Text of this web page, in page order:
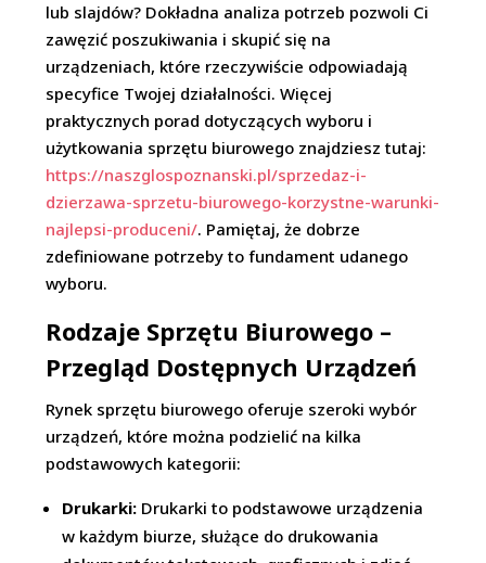
lub slajdów? Dokładna analiza potrzeb pozwoli Ci
zawęzić poszukiwania i skupić się na
urządzeniach, które rzeczywiście odpowiadają
specyfice Twojej działalności. Więcej
praktycznych porad dotyczących wyboru i
użytkowania sprzętu biurowego znajdziesz tutaj:
https://naszglospoznanski.pl/sprzedaz-i-
dzierzawa-sprzetu-biurowego-korzystne-warunki-
najlepsi-produceni/. Pamiętaj, że dobrze
zdefiniowane potrzeby to fundament udanego
wyboru.
Rodzaje Sprzętu Biurowego –
Przegląd Dostępnych Urządzeń
Rynek sprzętu biurowego oferuje szeroki wybór
urządzeń, które można podzielić na kilka
podstawowych kategorii:
Drukarki: Drukarki to podstawowe urządzenia
w każdym biurze, służące do drukowania